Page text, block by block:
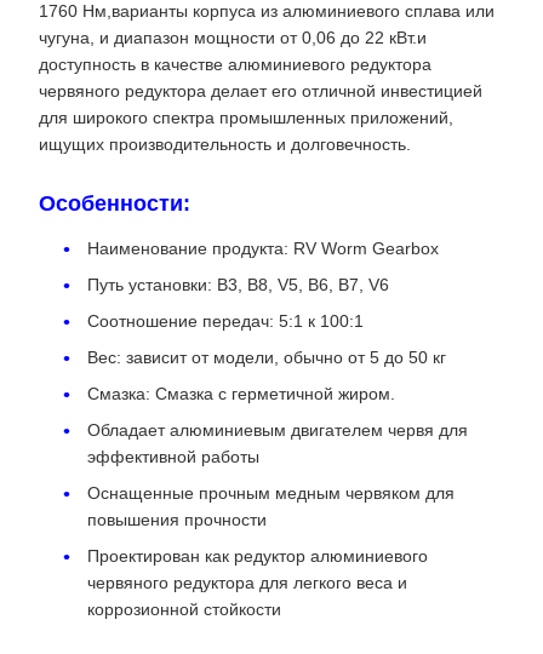
1760 Нм,варианты корпуса из алюминиевого сплава или
чугуна, и диапазон мощности от 0,06 до 22 кВт.и
доступность в качестве алюминиевого редуктора
червяного редуктора делает его отличной инвестицией
для широкого спектра промышленных приложений,
ищущих производительность и долговечность.
Особенности:
Наименование продукта: RV Worm Gearbox
Путь установки: B3, B8, V5, B6, B7, V6
Соотношение передач: 5:1 к 100:1
Вес: зависит от модели, обычно от 5 до 50 кг
Смазка: Смазка с герметичной жиром.
Обладает алюминиевым двигателем червя для
эффективной работы
Оснащенные прочным медным червяком для
повышения прочности
Проектирован как редуктор алюминиевого
червяного редуктора для легкого веса и
коррозионной стойкости